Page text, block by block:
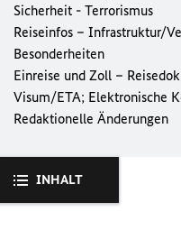
Sicherheit - Terrorismus
Reiseinfos – Infrastruktur/
Besonderheiten
Einreise und Zoll –
Visum/ETA; Elektronische
Redaktionelle Änderungen
INHALT